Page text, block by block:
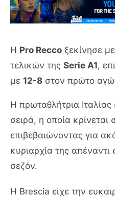
Η Pro Recco ξεκίνησε
τελικών της Serie A1,
με 12-8 στον πρώτο
Η πρωταθλήτρια Ιταλίας
σειρά, η οποία κρίνεται
επιβεβαιώνοντας για
κυριαρχία της απέναντι
σεζόν.
Η Brescia είχε την